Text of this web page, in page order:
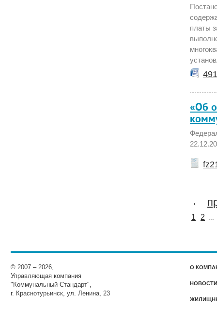
платы
«Об
←
1 2 ...
© 2007 – 2026,
Управляющая компания
"Коммунальный Стандарт",
г. Краснотурьинск, ул. Ленина, 23
О
НОВОСТИ